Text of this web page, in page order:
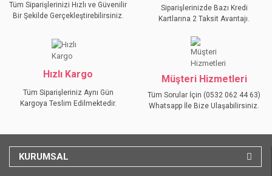
Tüm Siparişlerinizi Hızlı ve Güvenilir
Bir Şekilde Gerçekleştirebilirsiniz.
Siparişlerinizde Bazı Kredi
Kartlarına 2 Taksit Avantajı.
Hızlı Kargo
Tüm Siparişleriniz Aynı Gün
Kargoya Teslim Edilmektedir.
Müşteri Hizmetleri
Tüm Sorular İçin (0532 062 44 63)
Whatsapp İle Bize Ulaşabilirsiniz.
KURUMSAL